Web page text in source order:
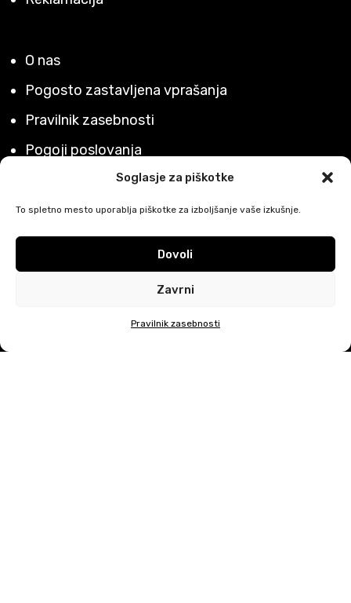
Soglasje za piškotke
To spletno mesto uporablja piškotke za izboljšanje vaše izkušnje.
Dovoli
Zavrni
Pravilnik zasebnosti
O nas
Pogosto zastavljena vprašanja
Pravilnik zasebnosti
Pogoji poslovanja
Pogoji uporabe spletnega mesta
Vračila in reklamacije
Dostava
Potrebujete pomoč?